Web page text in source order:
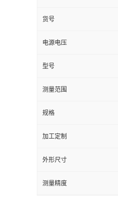
货号
电源电压
型号
测量范围
规格
加工定制
外形尺寸
测量精度